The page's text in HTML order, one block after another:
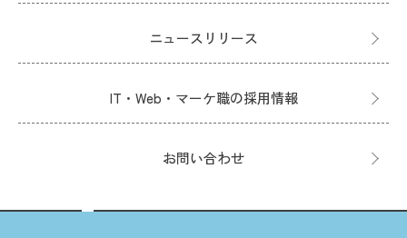
ニュースリリース
IT・Web・マーケ職の採用情報
お問い合わせ